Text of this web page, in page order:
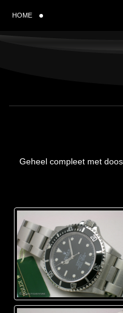
HOME
Geheel compleet met